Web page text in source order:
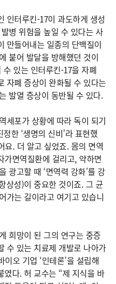
인터루킨-17이 과도하게 생성
병 위험을 높일 수 있다는 사
만들어내는 일종의 단백질이
붙어 발달을 방해했던 것이
있는 인터루킨-17을 자폐
자폐 증상이 완화될 수 있다는
발열 증상이 동반될 수 있다.
세포가 상황에 따라 독이 되기
한 ‘생명의 신비’라 표현했
요. 더 알고 싶었죠. 몸의 면역
가면역질환에 걸리고, 약하면
광고할 때 ‘면역력 강화’를 강
상성)이 중요한 것이죠. 그 균
가는 길이라고 여기고 있습니
희망이 된 그의 연구는 중증
수 있는 치료제 개발로 나아가
오 기업 ‘인테론’을 설립해
였다. 허 교수는 “제 지식을 바